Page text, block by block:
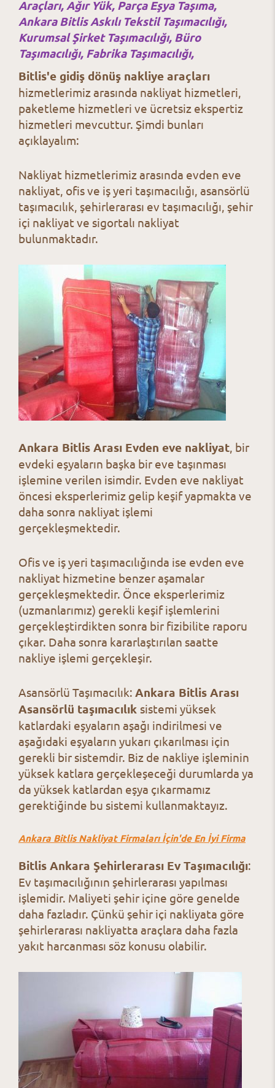
Araçları,Ağır Yük, Parça Eşya Taşıma,
Ankara BitlisAskılı Tekstil Taşımacılığı,
Kurumsal Şirket Taşımacılığı, Büro
Taşımacılığı, Fabrika Taşımacılığı,
Bitlis'e gidiş dönüş nakliye araçları
hizmetlerimiz arasında nakliyat hizmetleri,
paketleme hizmetleri ve ücretsiz ekspertiz
hizmetleri mevcuttur. Şimdi bunları
açıklayalım:
Nakliyat hizmetlerimiz arasında evden eve
nakliyat, ofis ve iş yeri taşımacılığı, asansörlü
taşımacılık, şehirlerarası ev taşımacılığı, şehir
içi nakliyat ve sigortalı nakliyat
bulunmaktadır.
Ankara Bitlis Arası Evden eve nakliyat, bir
evdeki eşyaların başka bir eve taşınması
işlemine verilen isimdir. Evden eve nakliyat
öncesi eksperlerimiz gelip keşif yapmakta ve
daha sonra nakliyat işlemi
gerçekleşmektedir.
Ofis ve iş yeri taşımacılığında ise evden eve
nakliyat hizmetine benzer aşamalar
gerçekleşmektedir. Önce eksperlerimiz
(uzmanlarımız) gerekli keşif işlemlerini
gerçekleştirdikten sonra bir fizibilite raporu
çıkar. Daha sonra kararlaştırılan saatte
nakliye işlemi gerçekleşir.
Asansörlü Taşımacılık: Ankara Bitlis Arası
Asansörlü taşımacılık sistemi yüksek
katlardaki eşyaların aşağı indirilmesi ve
aşağıdaki eşyaların yukarı çıkarılması için
gerekli bir sistemdir. Biz de nakliye işleminin
yüksek katlara gerçekleşeceği durumlarda ya
da yüksek katlardan eşya çıkarmamız
gerektiğinde bu sistemi kullanmaktayız.
Ankara Bitlis Nakliyat Firmaları İçin'de En İyi Firma
Bitlis Ankara Şehirlerarası Ev Taşımacılığı:
Ev taşımacılığının şehirlerarası yapılması
işlemidir. Maliyeti şehir içine göre genelde
daha fazladır. Çünkü şehir içi nakliyata göre
şehirlerarası nakliyatta araçlara daha fazla
yakıt harcanması söz konusu olabilir.